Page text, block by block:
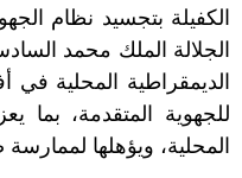
الكفيلة بتجسيد نظام
الجلالة الملك محمد
الديمقراطية المحلية في
للجهوية المتقدمة، بما
المحلية، ويؤهلها